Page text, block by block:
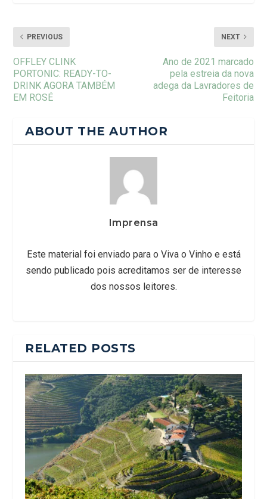
PREVIOUS
OFFLEY CLINK
PORTONIC: READY-TO-
DRINK AGORA TAMBÉM
EM ROSÉ
NEXT
Ano de 2021 marcado
pela estreia da nova
adega da Lavradores de
Feitoria
ABOUT THE AUTHOR
Imprensa
Este material foi enviado para o Viva o Vinho e está
sendo publicado pois acreditamos ser de interesse
dos nossos leitores.
RELATED POSTS